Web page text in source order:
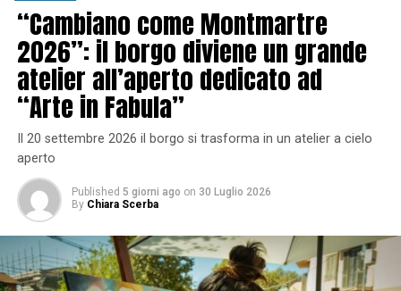
“Cambiano come Montmartre
2026”: il borgo diviene un grande
atelier all’aperto dedicato ad
“Arte in Fabula”
Il 20 settembre 2026 il borgo si trasforma in un atelier a cielo
aperto
Published 5 giorni ago on 30 Luglio 2026
By Chiara Scerba